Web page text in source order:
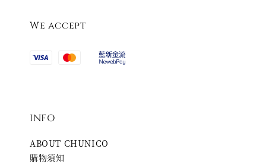
We accept
INFO
ABOUT CHUNICO
購物須知